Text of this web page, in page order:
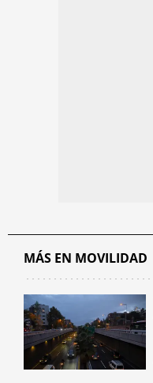
MÁS EN MOVILIDAD